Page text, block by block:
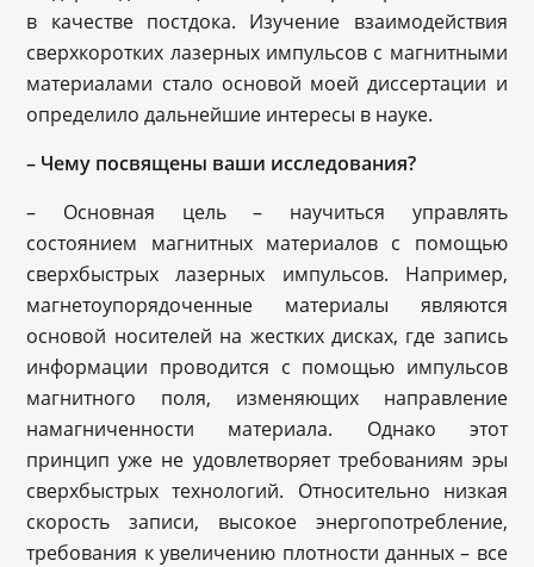
в качестве постдока. Изучение взаимодействия
сверхкоротких лазерных импульсов с магнитными
материалами стало основой моей диссертации и
определило дальнейшие интересы в науке.
– Чему посвящены ваши исследования?
– Основная цель – научиться управлять
состоянием магнитных материалов с помощью
сверхбыстрых лазерных импульсов. Например,
магнетоупорядоченные материалы являются
основой носителей на жестких дисках, где запись
информации проводится с помощью импульсов
магнитного поля, изменяющих направление
намагниченности материала. Однако этот
принцип уже не удовлетворяет требованиям эры
сверхбыстрых технологий. Относительно низкая
скорость записи, высокое энергопотребление,
требования к увеличению плотности данных – все